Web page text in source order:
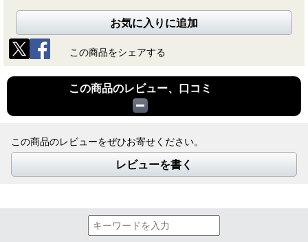
お気に入りに追加
この商品をシェアする
この商品のレビュー、口コミ
この商品のレビューをぜひお寄せください。
レビューを書く